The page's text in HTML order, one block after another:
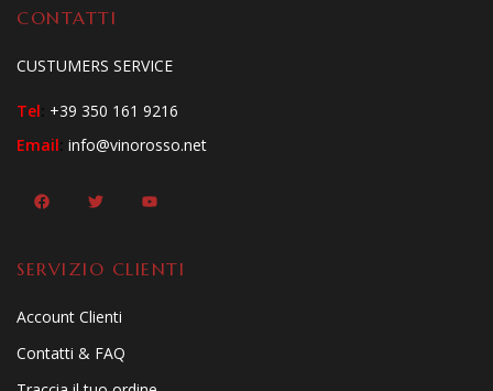
CONTATTI
CUSTUMERS SERVICE
Tel: +39 350 161 9216
Email: info@vinorosso.net
SERVIZIO CLIENTI
Account Clienti
Contatti & FAQ